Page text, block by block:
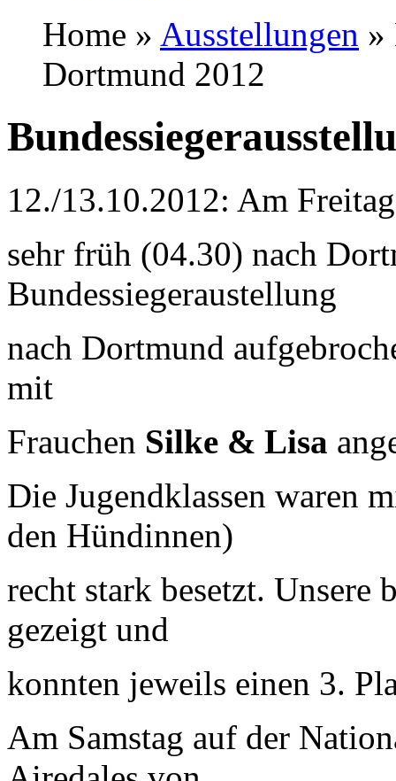
Home » Ausstellungen »
Dortmund 2012
12./13.10.2012: Am
sehr früh (04.30) nach
Bundessiegeraustellung
nach Dortmund
mit
Frauchen Silke & Lisa
Die Jugendklassen waren
den Hündinnen)
recht stark besetzt. Unsere
gezeigt und
konnten jeweils einen 3.
Am Samstag auf der